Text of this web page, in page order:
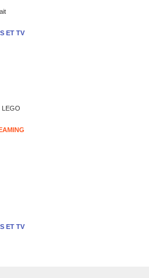
ET TV
LEGO
ET TV